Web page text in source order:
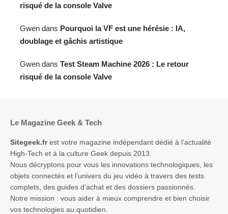
risqué de la console Valve
Gwen dans Pourquoi la VF est une hérésie : IA,
doublage et gâchis artistique
Gwen dans Test Steam Machine 2026 : Le retour
risqué de la console Valve
Le Magazine Geek & Tech
Sitegeek.frest votre magazine indépendant dédié à l’actualité
High-Tech et à la culture Geek depuis 2013.
Nous décryptons pour vous les innovations technologiques, les
objets connectés et l’univers du jeu vidéo à travers des tests
complets, des guides d’achat et des dossiers passionnés.
Notre mission : vous aider à mieux comprendre et bien choisir
vos technologies au quotidien.